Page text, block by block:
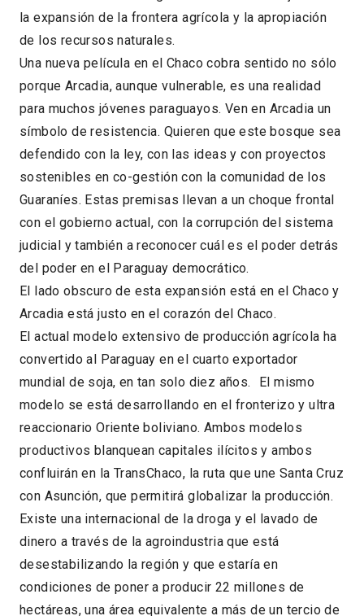
la expansión de la frontera agrícola y la apropiación
de los recursos naturales.
Una nueva película en el Chaco cobra sentido no sólo
porque Arcadia, aunque vulnerable, es una realidad
para muchos jóvenes paraguayos. Ven en Arcadia un
símbolo de resistencia. Quieren que este bosque sea
defendido con la ley, con las ideas y con proyectos
sostenibles en co-gestión con la comunidad de los
Guaraníes. Estas premisas llevan a un choque frontal
con el gobierno actual, con la corrupción del sistema
judicial y también a reconocer cuál es el poder detrás
del poder en el Paraguay democrático.
El lado obscuro de esta expansión está en el Chaco y
Arcadia está justo en el corazón del Chaco.
El actual modelo extensivo de producción agrícola ha
convertido al Paraguay en el cuarto exportador
mundial de soja, en tan solo diez años. El mismo
modelo se está desarrollando en el fronterizo y ultra
reaccionario Oriente boliviano. Ambos modelos
productivos blanquean capitales ilícitos y ambos
confluirán en la TransChaco, la ruta que une Santa Cruz
con Asunción, que permitirá globalizar la producción.
Existe una internacional de la droga y el lavado de
dinero a través de la agroindustria que está
desestabilizando la región y que estaría en
condiciones de poner a producir 22 millones de
hectáreas, una área equivalente a más de un tercio de